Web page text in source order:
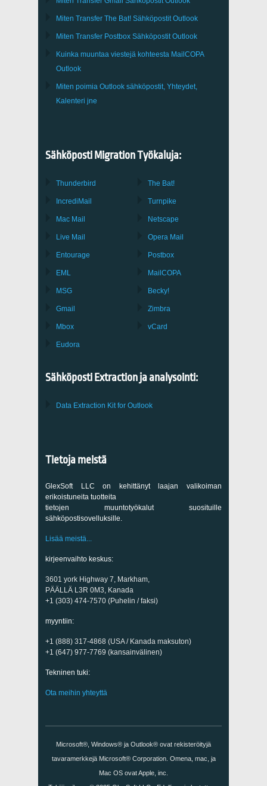
Miten Transfer The Bat! Sähköpostit Outlook
Miten Transfer Postbox Sähköpostit Outlook
Kuinka muuntaa viestejä kohteesta MailCOPA
Outlook
Miten poimia Outlook sähköpostit, Yhteydet,
Kalenteri jne
Sähköposti Migration Työkaluja:
Thunderbird
IncrediMail
Mac Mail
Live Mail
Entourage
EML
MSG
Gmail
Mbox
Eudora
The Bat!
Turnpike
Netscape
Opera Mail
Postbox
MailCOPA
Becky!
Zimbra
vCard
Sähköposti Extraction ja analysointi:
Data Extraction Kit for Outlook
Tietoja meistä
GlexSoft LLC on kehittänyt laajan valikoiman
erikoistuneita tuotteita
tietojen muuntotyökalut suosituille
sähköpostisovelluksille.
Lisää meistä...
kirjeenvaihto keskus:
3601 york Highway 7, Markham,
PÄÄLLÄ L3R 0M3, Kanada
+1 (303) 474-7570 (Puhelin / faksi)
myyntiin:
+1 (888) 317-4868 (USA / Kanada maksuton)
+1 (647) 977-7769 (kansainvälinen)
Tekninen tuki:
Ota meihin yhteyttä
Microsoft®, Windows® ja Outlook® ovat rekisteröityjä
tavaramerkkejä Microsoft® Corporation. Omena, mac, ja
Mac OS ovat Apple, inc.